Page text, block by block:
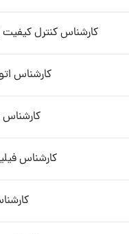
کارشناس کنترل کیفیت
کارشناس
کارشناس